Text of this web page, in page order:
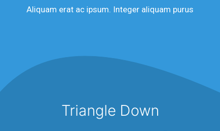
Aliquam erat ac ipsum. Integer aliquam purus
Triangle Down